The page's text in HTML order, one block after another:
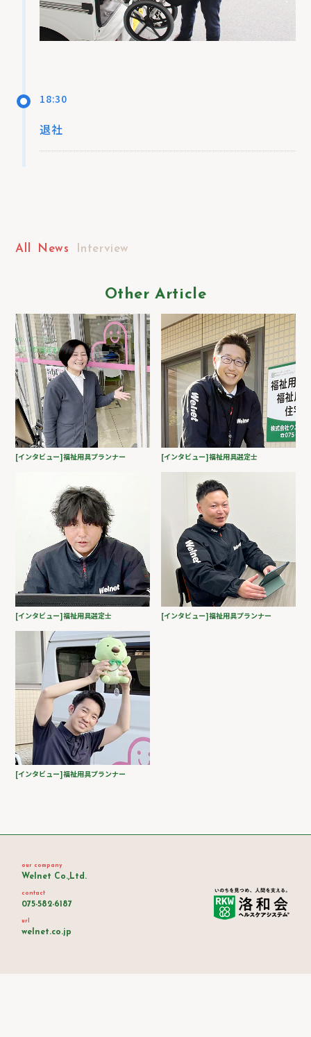
18:30
退社
All News Interview
Other Article
[インタビュー]福祉用具プランナー [インタビュー]福祉用具選定士
[インタビュー]福祉用具選定士 [インタビュー]福祉用具プランナー
[インタビュー]福祉用具プランナー
our company
Welnet Co.,Ltd.
contact
075-582-6187
url
welnet.co.jp